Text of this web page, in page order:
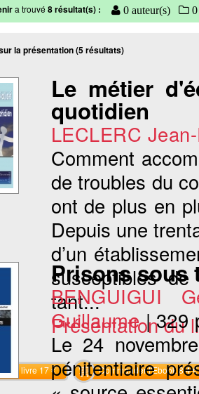
a trouvé8 résultat(s) : 0 auteur(s)
la présentation (5 résultats)
Le métier
quotidien
LECLERC
Comment
de troubles du
ont de plus en
Depuis une
d’un
susceptibles
tant...
Présentation du
le livre 17 € Commander l'Ebook 8.4 €
Prisons sous
BENGUIGUI
Guillaume |329
Le 24
pénitentiaire